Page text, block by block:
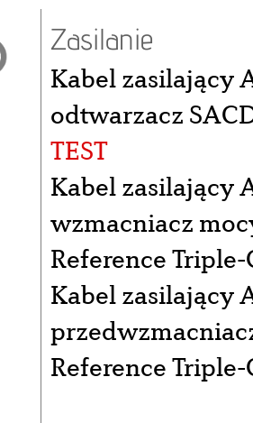
Zasilanie
Kabel zasilający
odtwarzacz
TEST
Kabel zasilający
wzmacniacz
Reference
Kabel zasilający
Reference